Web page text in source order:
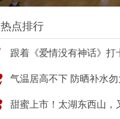
热点排行
跟着《爱情没有神话》打
气温居高不下 防晒补水
甜蜜上市！太湖东西山